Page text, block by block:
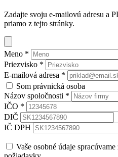
Zadajte svoju e-mailovú adresu a
priamo z tejto stránky.
Meno *
Priezvisko *
E-mailová adresa *
Som právnická osoba
Názov spoločnosti *
IČO *
DIČ
IČ DPH
Vaše osobné údaje